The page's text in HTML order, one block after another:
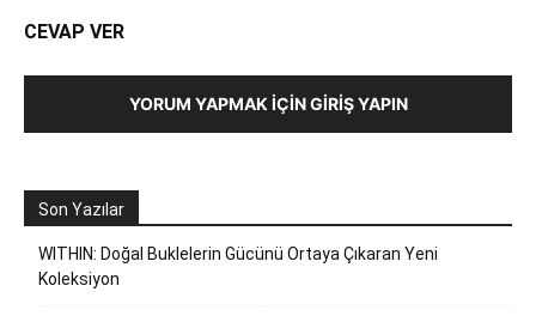
CEVAP VER
YORUM YAPMAK İÇIN GIRIŞ YAPIN
Son Yazılar
WITHIN: Doğal Buklelerin Gücünü Ortaya Çıkaran Yeni
Koleksiyon